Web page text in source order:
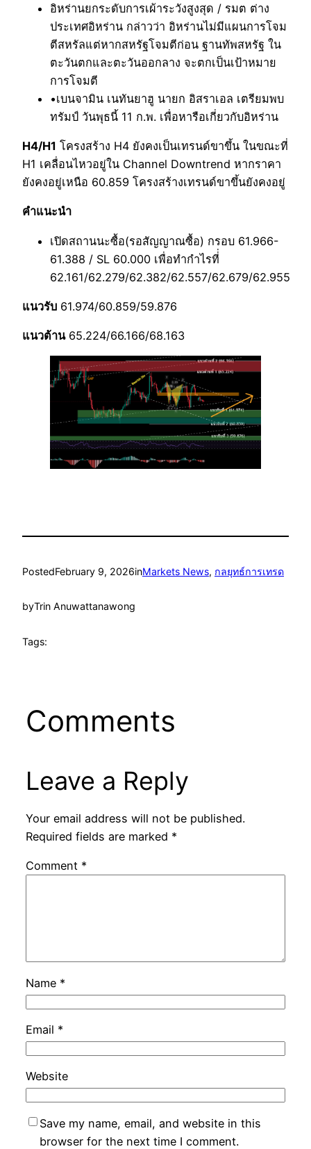
อิหร่านยกระดับการเผ้าระวังสูงสุด / รมต ต่าง
ประเทศอิหร่าน กล่าวว่า อิหร่านไม่มีแผนการโจม
ตีสหรัลแต่หากสหรัฐโจมตีก่อน ฐานทัพสหรัฐ ใน
ตะวันตกและตะวันออกลาง จะตกเป็นเป้าหมาย
การโจมตี
•เบนจามิน เนทันยาฮู นายก อิสราเอล เตรียมพบ
ทรัมป์ วันพุธนี้ 11 ก.พ. เพื่อหารือเกี่ยวกับอิหร่าน
H4/H1 โครงสร้าง H4 ยังคงเป็นเทรนด์ขาขึ้น ในขณะที่
H1 เคลื่อนไหวอยู่ใน Channel Downtrend หากราคา
ยังคงอยู่เหนือ 60.859 โครงสร้างเทรนด์ขาขึ้นยังคงอยู่
คำแนะนำ
เปิดสถานนะซื้อ(รอสัญญาณซื้อ) กรอบ 61.966-
61.388 / SL 60.000 เพื่อทำกำไรที่่
62.161/62.279/62.382/62.557/62.679/62.955
แนวรับ 61.974/60.859/59.876
แนวต้าน65.224/66.166/68.163
PostedFebruary 9, 2026inMarkets News, กลยุทธ์การเทรด
byTrin Anuwattanawong
Tags:
Comments
Leave a Reply
Your email address will not be published.
Required fields are marked *
Comment *
Name *
Email *
Website
Save my name, email, and website in this
browser for the next time I comment.